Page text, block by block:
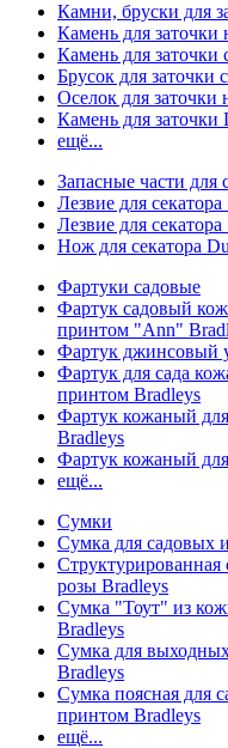
Камни, бруски для
Камень для заточки
Камень для заточки
Брусок для заточки
Оселок для
Камень для заточки
ещё...
Запасные части для
Лезвие для
Лезвие для
Нож для секатора
Фартуки садовые
Фартук садовый
принтом "Ann"
Фартук джинсовый
Фартук для сада
принтом Bradleys
Фартук кожаный
Bradleys
Фартук кожаный
ещё...
Сумки
Сумка для садовых
розы Bradleys
Сумка "Тоут" из
Bradleys
Сумка для
Bradleys
Сумка поясная для
принтом Bradleys
ещё...